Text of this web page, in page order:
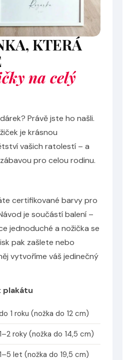
KTERÁ
na celý
Právě jste ho našli.
je krásnou
vašich ratolestí – a
pro celou rodinu.
certifikované barvy pro
je součástí balení –
jednoduché a nožička se
pak zašlete nebo
vytvoříme váš jedinečný
plakátu
1 roku (nožka do 12 cm)
1–2 roky (nožka do 14,5 cm)
1–5 let (nožka do 19,5 cm)